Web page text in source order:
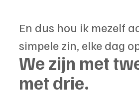
En dus hou ik mezelf
simpele zin, elke dag
We zijn met
met drie.